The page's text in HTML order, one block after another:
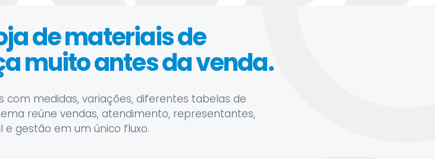
de materiais de
muito antes da venda.
medidas, variações, diferentes tabelas de
reúne vendas, atendimento, representantes,
e gestão em um único fluxo.